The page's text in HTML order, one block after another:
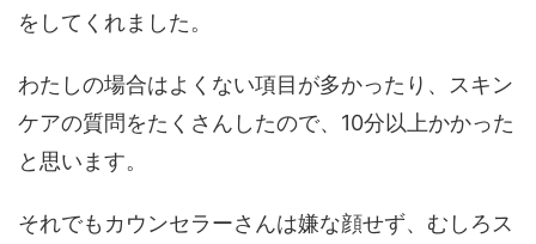
をしてくれました。
わたしの場合はよくない項目が多かったり、スキン
ケアの質問をたくさんしたので、10分以上かかった
と思います。
それでもカウンセラーさんは嫌な顔せず、むしろス